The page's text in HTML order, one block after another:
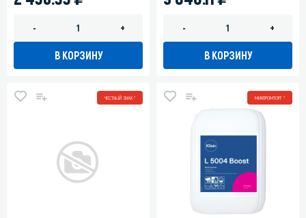
- +
В КОРЗИНУ
- +
В КОРЗИНУ
ЧЕСТНЫЙ ЗНАК * МИНПРОМТОРГ *